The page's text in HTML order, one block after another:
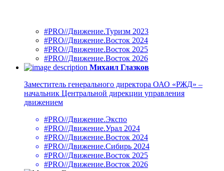
#PRO//Движение.Туризм 2023
#PRO//Движение.Восток 2024
#PRO//Движение.Восток 2025
#PRO//Движение.Восток 2026
Михаил Глазков
Заместитель генерального директора ОАО «РЖД» –
начальник Центральной дирекции управления
движением
#PRO//Движение.Экспо
#PRO//Движение.Урал 2024
#PRO//Движение.Восток 2024
#PRO//Движение.Сибирь 2024
#PRO//Движение.Восток 2025
#PRO//Движение.Восток 2026